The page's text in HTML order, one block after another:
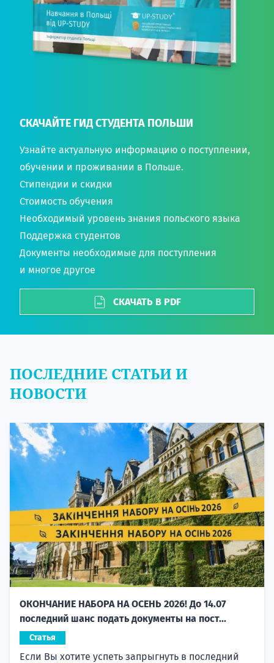
СКАЧАЙТЕ ГИД СТУДЕНТА ПОЛЬШИ
Узнайте актуальную информацию о поступлении,
обучении и проживании в Польше.
Стипендии и скидки
Стоимость обучения
Необходимый уровень знания польского языка
Поддержка студентов
Документы необходимые для поступления
и многое другое
СКАЧАТЬ В PDF
ПОСЛЕДНИЕ СТАТЬИ И
НОВОСТИ
ОКОНЧАНИЕ НАБОРА НА ОСЕНЬ 2026! До 14.07
последний шанс подать документы на пост...
Статья
Если Вы хотите успеть запрыгнуть в последний